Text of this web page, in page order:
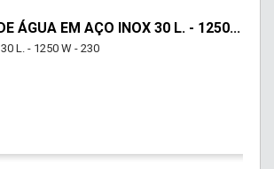
ÁGUA EM AÇO INOX 30 L. - 1250...
L. - 1250 W - 230